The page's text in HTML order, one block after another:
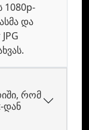
1080p-
და
რომ
დან